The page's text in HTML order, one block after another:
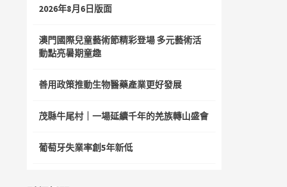
2026年8月6日版面
澳門國際兒童藝術節精彩登場 多元藝術活
動點亮暑期童趣
善用政策推動生物醫藥產業更好發展
茂縣牛尾村｜一場延續千年的羌族轉山盛會
葡萄牙失業率創5年新低